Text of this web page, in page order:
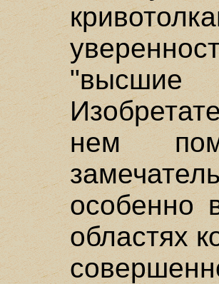
"высшие
нем
особенно
областях